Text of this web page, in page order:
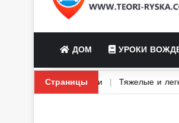
ДОМ УРОКИ
Страницы
и предупреждающие огни |